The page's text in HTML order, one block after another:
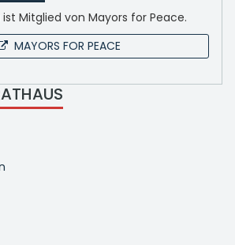
Mitglied von Mayors for Peace.
MAYORS FOR PEACE